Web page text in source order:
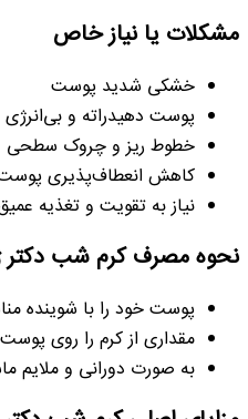
مشکلات یا نیاز خاص
خشکی شدید پوست
پوست دهیدراته و بی‌انرژی
خطوط ریز و چروک سطحی
کاهش انعطاف‌پذیری
نیاز به تقویت و تغذیه
نحوه مصرف کرم شب دکتر
پوست خود را با شوینده
مقداری از کرم را روی
به صورت دورانی و ملایم